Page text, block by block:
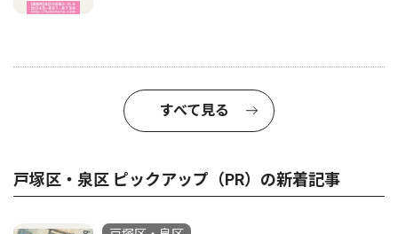
すべて見る
戸塚区・泉区 ピックアップ（PR）の新着記事